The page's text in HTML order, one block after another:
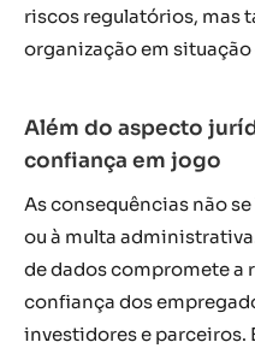
riscos regulatórios, mas
organização em
Além do aspecto
confiança em jogo
As consequências não
ou à multa
de dados compromete a
confiança dos
investidores e parceiros.